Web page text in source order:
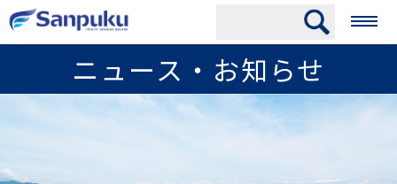
ニュース・お知らせ